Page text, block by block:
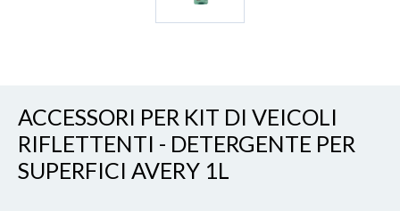
ACCESSORI PER KIT DI VEICOLI
RIFLETTENTI - DETERGENTE PER
SUPERFICI AVERY 1L